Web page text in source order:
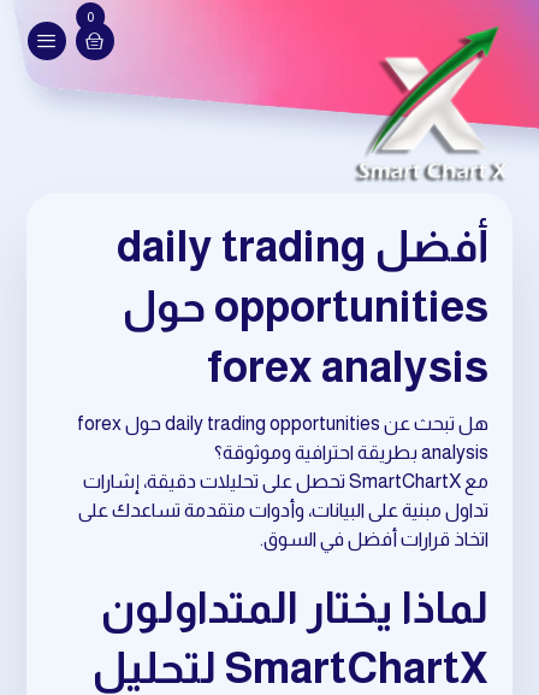
0
أفضل daily trading
opportunities حول
forex analysis
هل تبحث عن daily trading opportunities حول forex
analysis بطريقة احترافية وموثوقة؟
مع SmartChartX تحصل على تحليلات دقيقة، إشارات
تداول مبنية على البيانات، وأدوات متقدمة تساعدك على
اتخاذ قرارات أفضل في السوق.
لماذا يختار المتداولون
SmartChartX لتحليل